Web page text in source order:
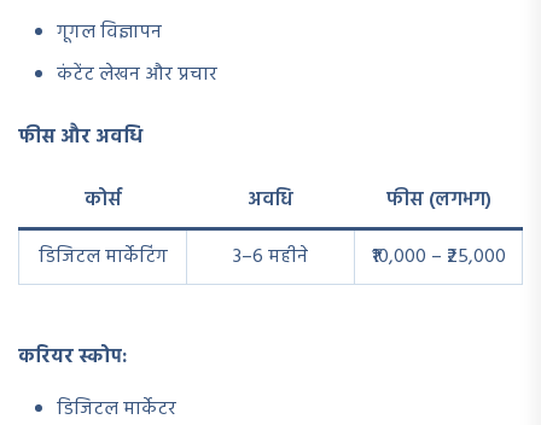
गूगल विज्ञापन
कंटेंट लेखन और प्रचार
फीस और अवधि
कोर्स
अवधि
फीस (लगभग)
डिजिटल मार्केटिंग
3–6 महीने ₹10,000 – ₹25,000
करियर स्कोप:
डिजिटल मार्केटर